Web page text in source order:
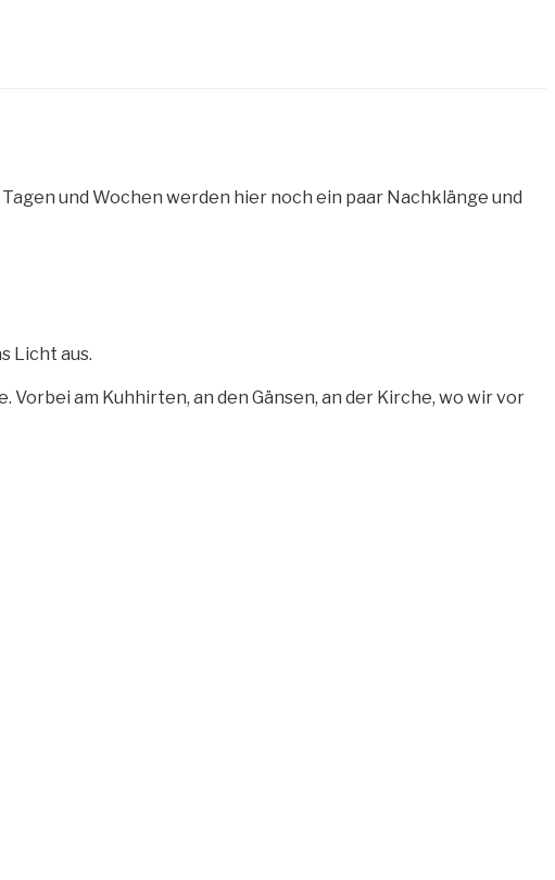
und Wochen werden hier noch ein paar Nachklänge und
Licht aus.
am Kuhhirten, an den Gänsen, an der Kirche, wo wir vor